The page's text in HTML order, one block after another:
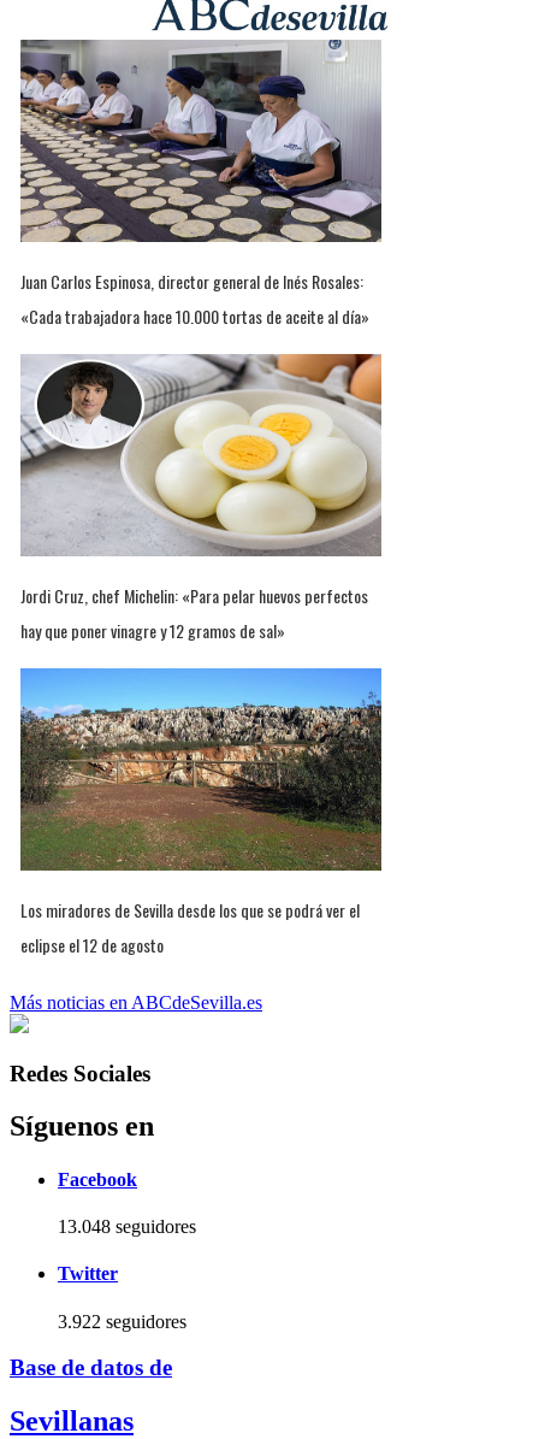
Juan Carlos Espinosa, director general de Inés Rosales:
«Cada trabajadora hace 10.000 tortas de aceite al día»
Jordi Cruz, chef Michelin: «Para pelar huevos perfectos
hay que poner vinagre y 12 gramos de sal»
Los miradores de Sevilla desde los que se podrá ver el
eclipse el 12 de agosto
Más noticias en ABCdeSevilla.es
Redes Sociales
Síguenos en
Facebook
13.048 seguidores
Twitter
3.922 seguidores
Base de datos de
Sevillanas